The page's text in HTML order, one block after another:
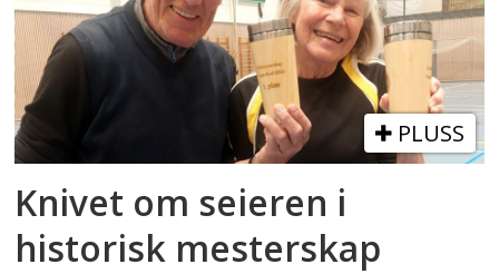
PLUSS
Knivet om seieren i
historisk mesterskap